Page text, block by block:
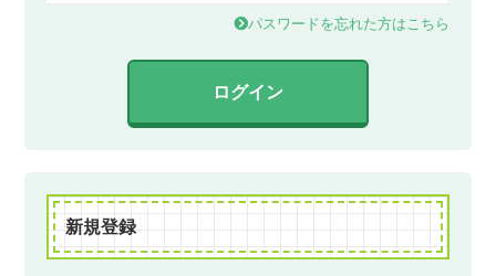
パスワードを忘れた方はこちら
ログイン
新規登録